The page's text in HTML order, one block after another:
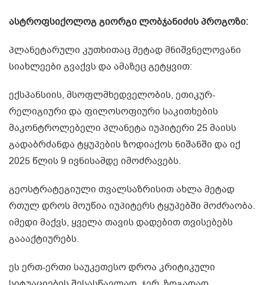
ასტროფსიქოლოგ გიორგი ლობჯანიძის პროგოზი:
პლანეტარული კუთხითაც მეტად მნიშვნელოვანი
სიახლეები გვაქვს და ამაზეც გეტყვით:
ექსპანსიის, მსოფლმხედველობის, ეთიკურ-
რელიგიური და ფილოსოფიური საკითხების
მაკონტროლებელი პლანეტა იუპიტერი 25 მაისს
გადაბრძანდა ტყუპების ზოდიაქოს ნიშანში და იქ
2025 წლის 9 ივნისამდე იმოძრავებს.
გეოსტრატეგიული თვალსაზრისით ახლა მეტად
რთულ დროს მოუწია იუპიტერს ტყუპებში მოძრაობა.
იმედი მაქვს, ყველა თავის დადებით თვისებებს
გაააქტიურებს.
ეს ერთ-ერთი საუკეთესო დროა კრიტიკული